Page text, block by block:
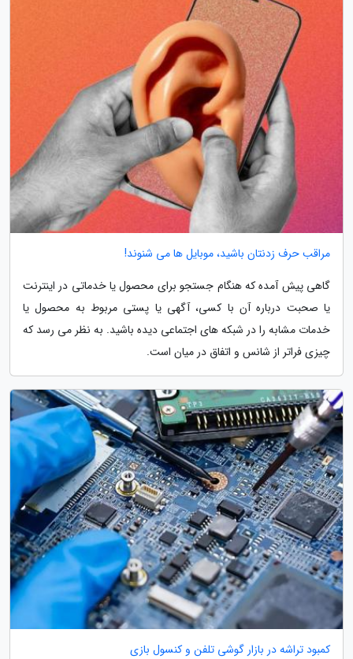
مراقب حرف زدنتان باشید، موبایل ها می شنوند!
گاهی پیش آمده که هنگام جستجو برای محصول یا خدماتی در اینترنت
یا صحبت درباره آن با کسی، آگهی یا پستی مربوط به محصول یا
خدمات مشابه را در شبکه های اجتماعی دیده باشید. به نظر می رسد که
چیزی فراتر از شانس و اتفاق در میان است.
کمبود تراشه در بازار گوشی تلفن و کنسول بازی